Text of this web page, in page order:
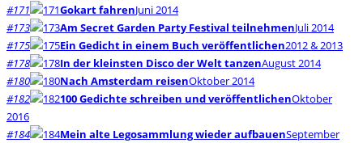
#171
Gokart fahrenJuni 2014
#173
Am Secret Garden Party Festival teilnehmenJuli 2014
#175
Ein Gedicht in einem Buch veröffentlichen2012 & 2013
#178
In der kleinsten Disco der Welt tanzenAugust 2014
#180
Nach Amsterdam reisenOktober 2014
#182
100 Gedichte schreiben und veröffentlichenOktober
2016
#184
Mein alte Legosammlung wieder aufbauenSeptember